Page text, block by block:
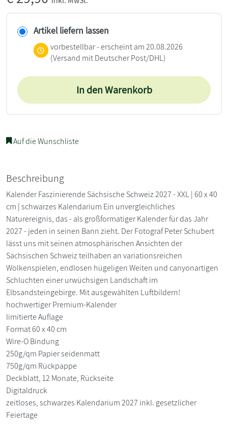
Artikel liefern lassen
vorbestellbar - erscheint am 20.08.2026
(Versand mit Deutscher Post/DHL)
In den Warenkorb
Auf die Wunschliste
Beschreibung
Kalender Faszinierende Sächsische Schweiz 2027 - XXL | 60 x 40
cm | schwarzes Kalendarium Ein unvergleichliches
Naturereignis, das - als großformatiger Kalender für das Jahr
2027 - jeden in seinen Bann zieht. Der Fotograf Peter Schubert
lässt uns mit seinen atmosphärischen Ansichten der
Sächsischen Schweiz teilhaben an variationsreichen
Wolkenspielen, endlosen hügeligen Weiten und canyonartigen
Schluchten einer urwüchsigen Landschaft im
Elbsandsteingebirge. Mit ausgewählten Luftbildern!
hochwertiger Premium-Kalender
limitierte Auflage
Format 60 x 40 cm
Wire-O Bindung
250g/qm Papier seidenmatt
750g/qm Rückpappe
Deckblatt, 12 Monate, Rückseite
Digitaldruck
zeitloses, schwarzes Kalendarium 2027 inkl. gesetzlicher
Feiertage